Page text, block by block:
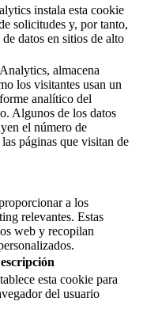
instala esta cookie
solicitudes y, por tanto,
datos en sitios de alto
almacena
los visitantes usan un
analítico del
Algunos de los datos
el número de
páginas que visitan de
a los
relevantes. Estas
web y recopilan
esta cookie para
del usuario